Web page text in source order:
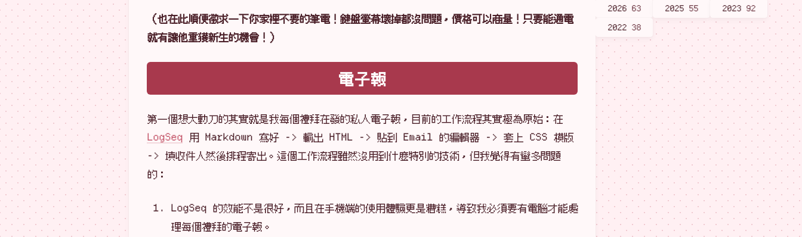
2026 63 2025 55 2023 92
2022 38
（也在此順便徵求一下你家裡不要的筆電！鍵盤螢幕壞掉都沒問題，價格可以商量！只要能通電
就有讓他重獲新生的機會！）
電子報
第一個想大動刀的其實就是我每個禮拜在發的私人電子報，目前的工作流程其實極為原始：在
LogSeq用 Markdown 寫好 -> 輸出 HTML -> 貼到 Email 的編輯器 -> 套上 CSS 模版
-> 填收件人然後排程寄出。這個工作流程雖然沒用到什麼特別的技術，但我覺得有蠻多問題
的：
LogSeq 的效能不是很好，而且在手機端的使用體驗更是糟糕，導致我必須要有電腦才能處
理每個禮拜的電子報。